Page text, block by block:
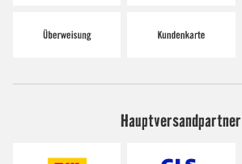
Hauptversandpartner